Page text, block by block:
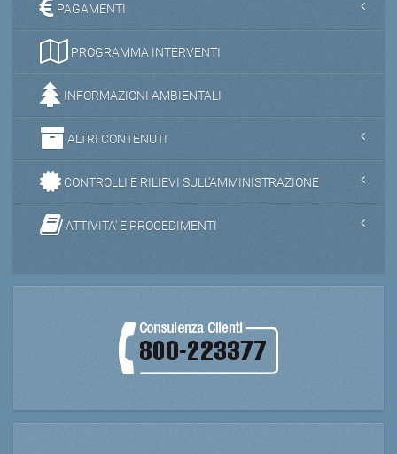
PAGAMENTI
PROGRAMMA INTERVENTI
INFORMAZIONI AMBIENTALI
ALTRI CONTENUTI
CONTROLLI E RILIEVI SULL'AMMINISTRAZIONE
ATTIVITA' E PROCEDIMENTI